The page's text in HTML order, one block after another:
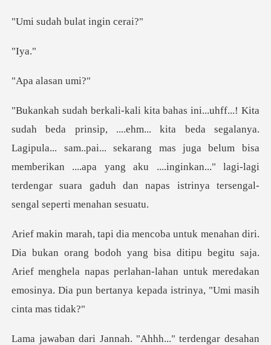
bulat ing
ya
alasa
segalanya.
Lagipula... sam..pai... sekarang mas juga belum bisa
memberikan ....apa yang aku ....ing
yang bisa ditipu begitu saja.
Arief menghela napas perlahan-lahan untuk mere
nah. "Ahhh..." terden